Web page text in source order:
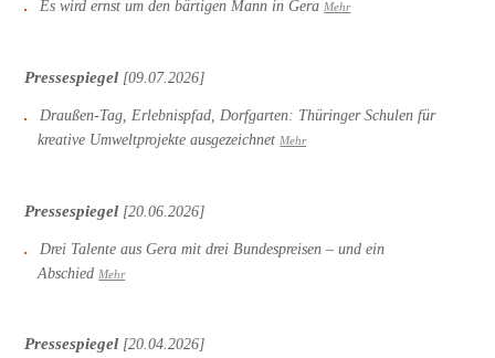
Es wird ernst um den bärtigen Mann in Gera Mehr
Pressespiegel [09.07.2026]
Draußen-Tag, Erlebnispfad, Dorfgarten: Thüringer Schulen für
kreative Umweltprojekte ausgezeichnet Mehr
Pressespiegel [20.06.2026]
Drei Talente aus Gera mit drei Bundespreisen – und ein
Abschied Mehr
Pressespiegel [20.04.2026]